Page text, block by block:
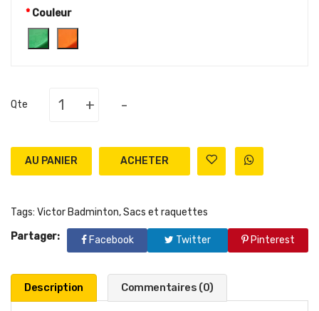
Couleur
Qte + -
AU PANIER
Tags: Victor Badminton,Sacs et raquettes
Partager:
Facebook Twitter Pinterest
Description Commentaires (0)